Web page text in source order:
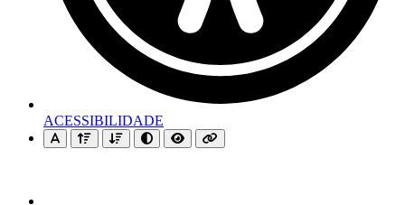
ACESSIBILIDADE